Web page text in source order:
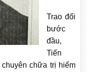
Trao đổi
bước
đầu,
Tiến
chữa trị hiếm